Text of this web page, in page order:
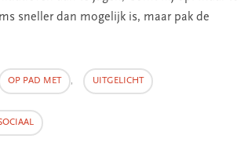
sneller dan mogelijk is, maar pak de
OP PAD MET , UITGELICHT